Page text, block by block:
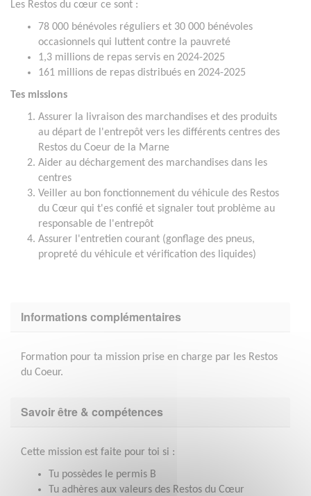
Les Restos du cœur ce sont :
78 000 bénévoles réguliers et 30 000 bénévoles
occasionnels qui luttent contre la pauvreté
1,3 millions de repas servis en 2024-2025
161 millions de repas distribués en 2024-2025
Tes missions
Assurer la livraison des marchandises et des produits
au départ de l'entrepôt vers les différents centres des
Restos du Coeur de la Marne
Aider au déchargement des marchandises dans les
centres
Veiller au bon fonctionnement du véhicule des Restos
du Cœur qui t'es confié et signaler tout problème au
responsable de l'entrepôt
Assurer l'entretien courant (gonflage des pneus,
propreté du véhicule et vérification des liquides)
Informations complémentaires
Formation pour ta mission prise en charge par les Restos
du Coeur.
Savoir être & compétences
Cette mission est faite pour toi si :
Tu possèdes le permis B
Tu adhères aux valeurs des Restos du Cœur